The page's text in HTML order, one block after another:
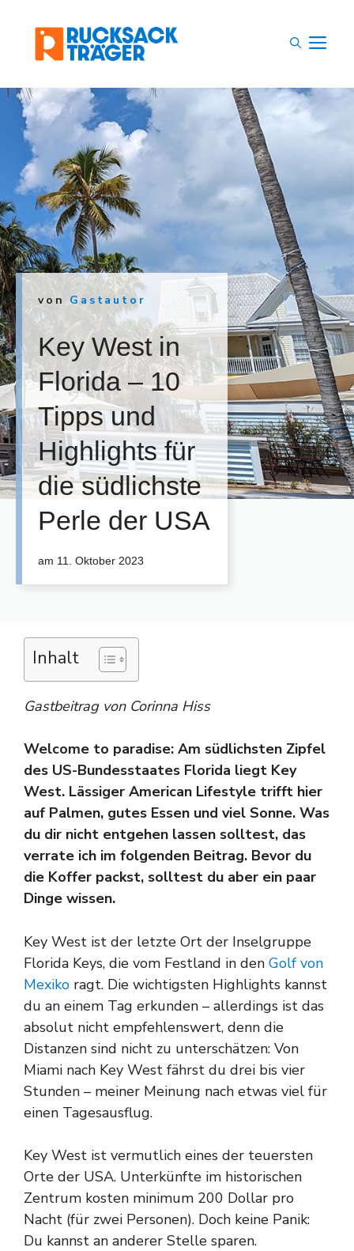
Inhalt
springen
vonGastautor
Key West in
Florida – 10
Tipps und
Highlights für
die südlichste
Perle der USA
am 11. Oktober 2023
Inhalt
Gastbeitrag von Corinna Hiss
Welcome to paradise: Am südlichsten Zipfel
des US-Bundesstaates Florida liegt Key
West. Lässiger American Lifestyle trifft hier
auf Palmen, gutes Essen und viel Sonne. Was
du dir nicht entgehen lassen solltest, das
verrate ich im folgenden Beitrag. Bevor du
die Koffer packst, solltest du aber ein paar
Dinge wissen.
Key West ist der letzte Ort der Inselgruppe
Florida Keys, die vom Festland in den Golf von
Mexiko ragt. Die wichtigsten Highlights kannst
du an einem Tag erkunden – allerdings ist das
absolut nicht empfehlenswert, denn die
Distanzen sind nicht zu unterschätzen: Von
Miami nach Key West fährst du drei bis vier
Stunden – meiner Meinung nach etwas viel für
einen Tagesausflug.
Key West ist vermutlich eines der teuersten
Orte der USA. Unterkünfte im historischen
Zentrum kosten minimum 200 Dollar pro
Nacht (für zwei Personen). Doch keine Panik:
Du kannst an anderer Stelle sparen.